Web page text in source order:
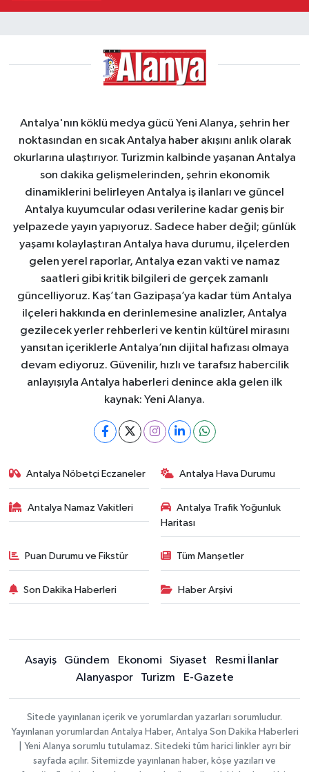
Antalya'nın köklü medya gücü Yeni Alanya, şehrin her
noktasından en sıcak Antalya haber akışını anlık olarak
okurlarına ulaştırıyor. Turizmin kalbinde yaşanan Antalya
son dakika gelişmelerinden, şehrin ekonomik
dinamiklerini belirleyen Antalya iş ilanları ve güncel
Antalya kuyumcular odası verilerine kadar geniş bir
yelpazede yayın yapıyoruz. Sadece haber değil; günlük
yaşamı kolaylaştıran Antalya hava durumu, ilçelerden
gelen yerel raporlar, Antalya ezan vakti ve namaz
saatleri gibi kritik bilgileri de gerçek zamanlı
güncelliyoruz. Kaş’tan Gazipaşa’ya kadar tüm Antalya
ilçeleri hakkında en derinlemesine analizler, Antalya
gezilecek yerler rehberleri ve kentin kültürel mirasını
yansıtan içeriklerle Antalya’nın dijital hafızası olmaya
devam ediyoruz. Güvenilir, hızlı ve tarafsız habercilik
anlayışıyla Antalya haberleri denince akla gelen ilk
kaynak: Yeni Alanya.
Antalya Nöbetçi Eczaneler Antalya Hava Durumu
Antalya Namaz Vakitleri
Antalya Trafik Yoğunluk
Haritası
Puan Durumu ve Fikstür Tüm Manşetler
Son Dakika Haberleri Haber Arşivi
Asayiş Gündem Ekonomi Siyaset
Resmi İlanlar
Alanyaspor
Turizm E-Gazete
Sitede yayınlanan içerik ve yorumlardan yazarları sorumludur.
Yayınlanan yorumlardan Antalya Haber, Antalya Son Dakika Haberleri
| Yeni Alanya sorumlu tutulamaz. Sitedeki tüm harici linkler ayrı bir
sayfada açılır. Sitemizde yayınlanan haber, köşe yazıları ve